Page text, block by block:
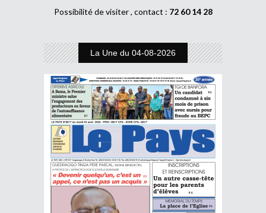
Possibilité de visiter , contact : 72 60 14 28
La Une du 04-08-2026